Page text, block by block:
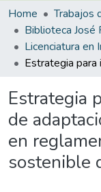
Home
Trabajos
Estrategia
de
en
sostenible